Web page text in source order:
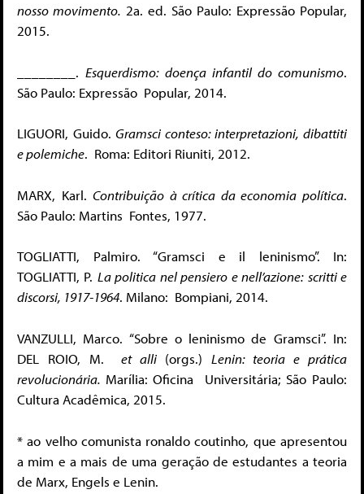
nosso movimento. 2a. ed. São Paulo: Expressão Popular,
2015.
. Esquerdismo: doença infantil do comunismo.
São Paulo: Expressão Popular, 2014.
LIGUORI, Guido.Gramsci conteso: interpretazioni, dibattiti
e polemiche. Roma: Editori Riuniti, 2012.
MARX, Karl.Contribuição à crítica da economia política.
São Paulo: Martins Fontes, 1977.
TOGLIATTI, Palmiro. “Gramsci e il leninismo”. In:
TOGLIATTI, P. La politica nel pensiero e nell’azione: scritti e
discorsi, 1917-1964. Milano: Bompiani, 2014.
VANZULLI, Marco. “Sobre o leninismo de Gramsci”. In:
DEL ROIO, M.et alli (orgs.) Lenin: teoria e prática
revolucionária. Marília: Oficina Universitária; São Paulo:
Cultura Acadêmica, 2015.
* ao velho comunista ronaldo coutinho, que apresentou
a mim e a mais de uma geração de estudantes a teoria
de Marx, Engels e Lenin.